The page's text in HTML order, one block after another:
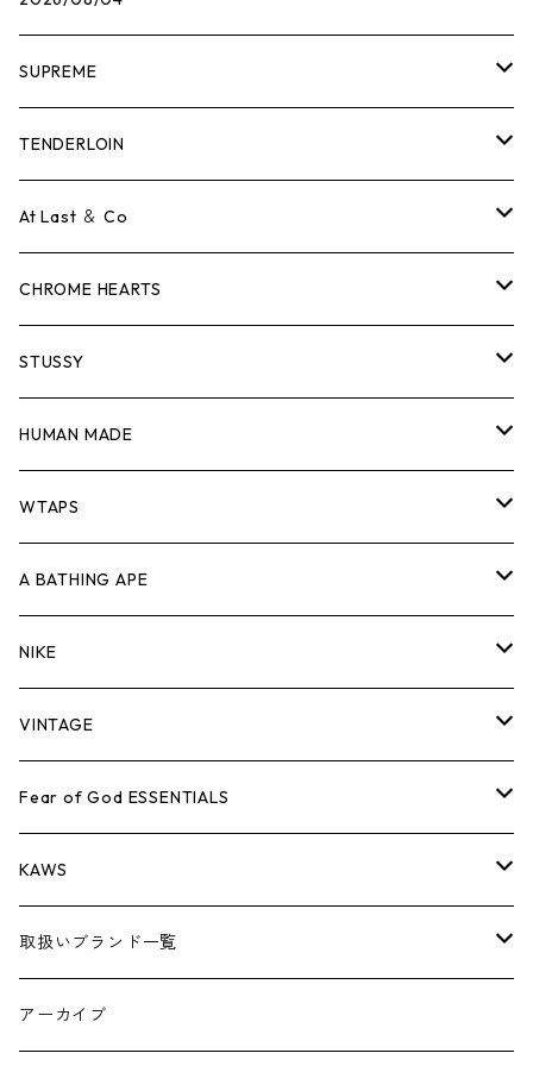
SUPREME
Tシャツ
ロンTEE
スウェット/ニット
シャツ
ジャケット
パンツ
キャップ・ハット
バッグ
シューズ
小物
コラボレーション
×THE NORTH FACE
×COMME des GARCONS
シーズンアイテム
26SS
BOX LOGOアイテム
TENDERLOIN
Tシャツ
ロンTEE
スウェット/ニット
シャツ
ジャケット
パンツ
キャップ・ハット
バッグ
シューズ
小物
At Last ＆ Co
Tシャツ
ロンTEE
スウェット/ニット
シャツ
ジャケット
パンツ
キャップ・ハット
バッグ
シューズ
小物
CHROME HEARTS
Tシャツ
ロンTEE
スウェット/ニット
シャツ
ジャケット
パンツ
キャップ・ハット
バッグ
シューズ
小物
STUSSY
Tシャツ
ロンTEE
スウェット/ニット
シャツ
ジャケット
パンツ
キャップ・ハット
バッグ
シューズ
HUMAN MADE
Tシャツ
ロンT
スウェット/ニット
シャツ
ジャケット
パンツ
キャップ
バッグ
WTAPS
Tシャツ
ロンTEE
スウェット/ニット
シャツ
ジャケット
パンツ
キャップ・ハット
A BATHING APE
Tシャツ
ロンTEE
スウェット/ニット
シャツ
ジャケット
パンツ
NIKE
シューズ
AIR JORDAN 1
AIR JORDAN 3
アパレル・小物
VINTAGE
Tシャツ
ロンTEE
スウェット/ニット
ジャケット
Fear of God ESSENTIALS
Tシャツ
ロンTEE
スウェット/ニット
KAWS
アパレル
小物
取扱いブランド一覧
A
アーカイブ